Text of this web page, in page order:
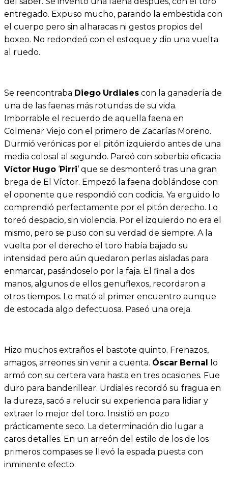
entregado. Expuso mucho, parando la embestida con
el cuerpo pero sin alharacas ni gestos propios del
boxeo. No redondeó con el estoque y dio una vuelta
al ruedo.
Se reencontraba Diego Urdiales con la ganadería de
una de las faenas más rotundas de su vida.
Imborrable el recuerdo de aquella faena en
Colmenar Viejo con el primero de Zacarías Moreno.
Durmió verónicas por el pitón izquierdo antes de una
media colosal al segundo. Pareó con soberbia eficacia
Víctor Hugo ‘Pirri‘ que se desmonteró tras una gran
brega de El Víctor. Empezó la faena doblándose con
el oponente que respondió con codicia. Ya erguido lo
comprendió perfectamente por el pitón derecho. Lo
toreó despacio, sin violencia. Por el izquierdo no era el
mismo, pero se puso con su verdad de siempre. A la
vuelta por el derecho el toro había bajado su
intensidad pero aún quedaron perlas aisladas para
enmarcar, pasándoselo por la faja. El final a dos
manos, algunos de ellos genuflexos, recordaron a
otros tiempos. Lo mató al primer encuentro aunque
de estocada algo defectuosa. Paseó una oreja.
Hizo muchos extraños el bastote quinto. Frenazos,
amagos, arreones sin venir a cuenta. Óscar Bernal
lo
armó con su certera vara hasta en tres ocasiones. Fue
duro para banderillear. Urdiales recordó su fragua en
la dureza, sacó a relucir su experiencia para lidiar y
extraer lo mejor del toro. Insistió en pozo
prácticamente seco. La determinación dio lugar a
caros detalles. En un arreón del estilo de los de los
primeros compases se llevó la espada puesta con
inminente efecto.